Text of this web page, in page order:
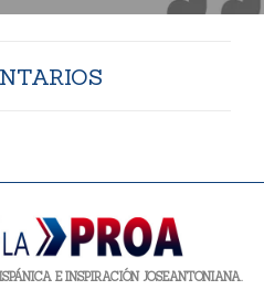
E INSPIRACIÓN JOSEANTONIANA.